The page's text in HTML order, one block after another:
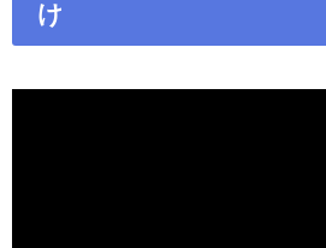
け